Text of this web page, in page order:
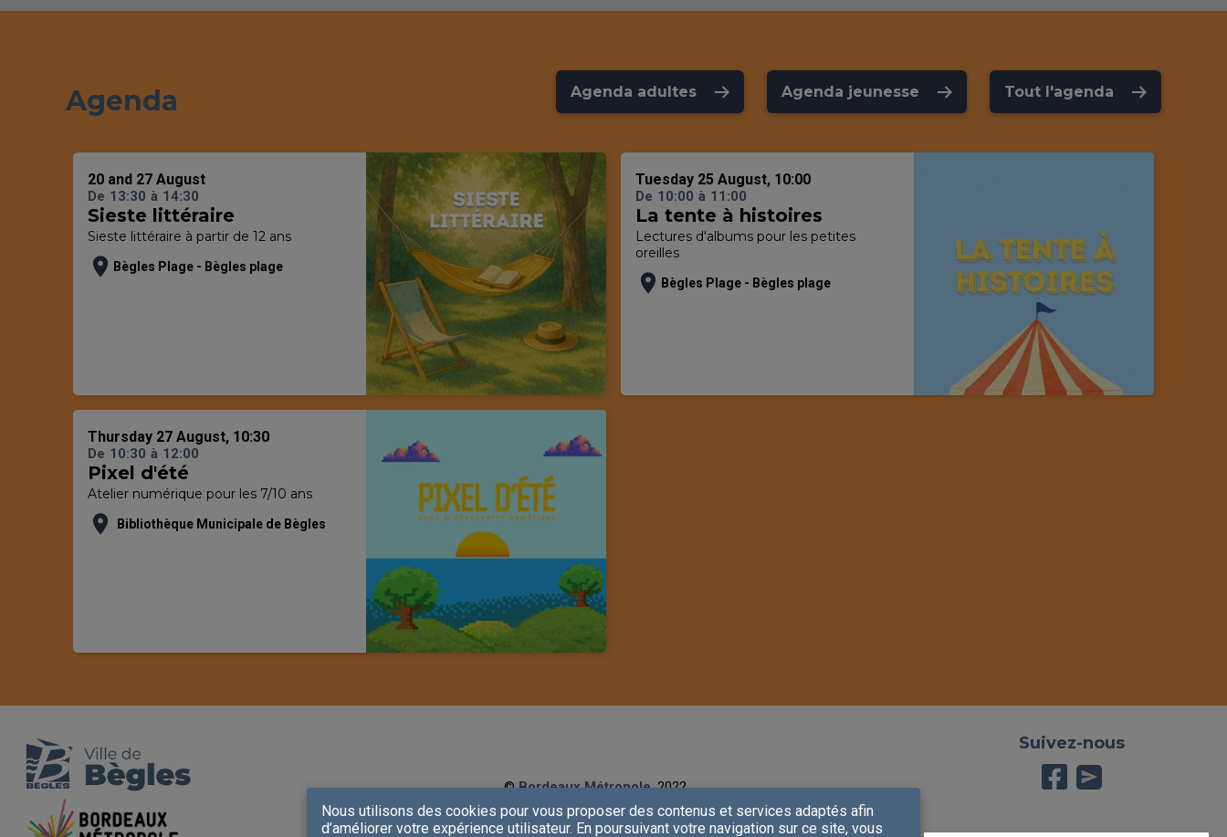
Agenda Agenda adultes Agenda jeunesse Tout l'agenda
20 and 27 August
De 13:30 à 14:30
Sieste littéraire
Sieste littéraire à partir de 12 ans
location_on Bègles Plage - Bègles plage
Tuesday 25 August, 10:00
De 10:00 à 11:00
La tente à histoires
Lectures d'albums pour les petites
oreilles
location_on Bègles Plage - Bègles plage
Thursday 27 August, 10:30
De 10:30 à 12:00
Pixel d'été
Atelier numérique pour les 7/10 ans
location_on Bibliothèque Municipale de Bègles
©Bordeaux Métropole, 2022
Propulsé par ©InMédia Technologies, 2022
Suivez-nous
send
Nous utilisons des cookies pour vous proposer des contenus et services adaptés afin
d’améliorer votre expérience utilisateur. En poursuivant votre navigation sur ce site, vous